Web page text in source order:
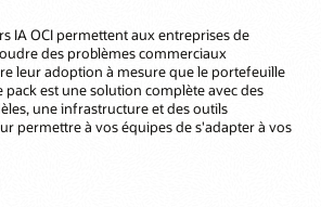
IA OCI permettent aux entreprises de
des problèmes commerciaux
leur adoption à mesure que le portefeuille
pack est une solution complète avec des
une infrastructure et des outils
permettre à vos équipes de s'adapter à vos